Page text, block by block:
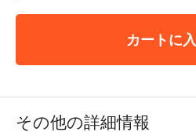
カートに
その他の詳細情報